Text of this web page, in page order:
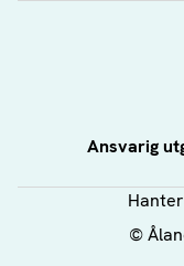
Ansvarig
©